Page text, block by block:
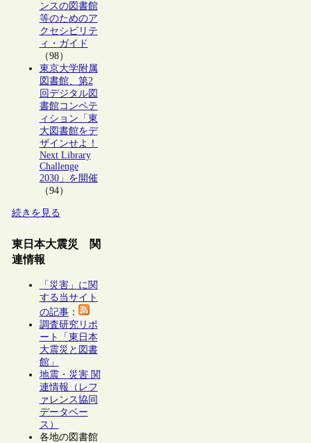
ンスの図書館
等のためのア
クセシビリテ
ィ・ガイド
（98）
東京大学附属
図書館、第2
回デジタル図
書館コンペテ
ィション「東
大図書館をデ
ザインせよ！
Next Library
Challenge
2030」を開催
（94）
続きを見る
東日本大震災 関
連情報
「災害」に関
する当サイト
の記事：
調査研究リポ
ート「東日本
大震災と図書
館」
地震・災害 関
連情報（レフ
ァレンス協同
データベー
ス）
各地の図書館